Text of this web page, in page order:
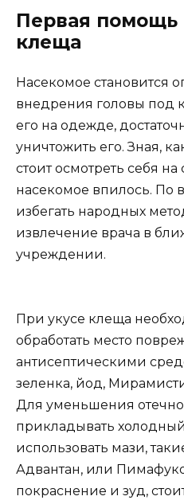
Первая помощь
клеща
Насекомое становится
внедрения головы под
его на одежде,
уничтожить его. Зная,
стоит осмотреть себя на
насекомое впилось. По
избегать народных
извлечение врача в
учреждении.
При укусе клеща
обработать место
антисептическими
зеленка, йод,
Для уменьшения
прикладывать
использовать мази,
Адвантан, или
покраснение и зуд,